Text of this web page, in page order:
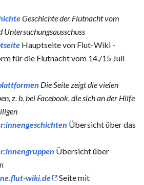
Geschichte der Flutnacht vom
Hauptseite von Flut-Wiki -
für die Flutnacht vom 14./15 Juli
Die Seite zeigt die vielen
z. b. bei Facebook, die sich an der Hilfe
Übersicht über das
Übersicht über
wiki.de
Seite mit